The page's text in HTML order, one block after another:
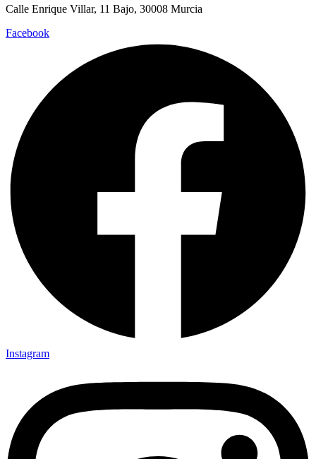
Calle Enrique Villar, 11 Bajo, 30008 Murcia
Facebook
Instagram